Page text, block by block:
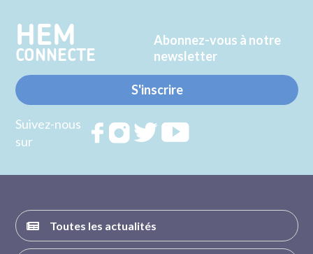
HEM
CONNECTE
Abonnez-vous à notre
newsletter
S'inscrire
Suivez-nous
sur
RejoignezRejoignezRejoignez
Toutes les actualités